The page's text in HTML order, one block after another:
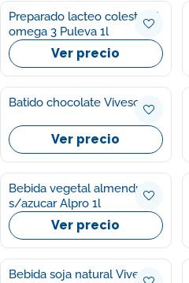
Preparado lacteo colesterol
omega 3 Puleva 1l
Ver precio
Batido chocolate Vivesoy 1l
Ver precio
Bebida vegetal almendra
s/azucar Alpro 1l
Ver precio
Bebida soja natural Vivesoy